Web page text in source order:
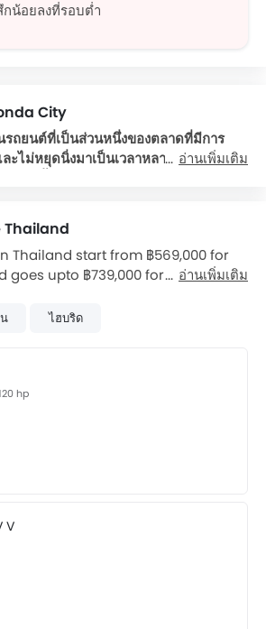
กน้อยลงที่รอบต่ำ
City
รถยนต์ที่เป็นส่วนหนึ่งของตลาดที่มีการ
ละไม่หยุดนิ่งมาเป็นเวลาหลายปีแล้ว มันได้
จังหน้าแบบหนาที่เป็นเอกลักษณ์เฉพาะตัว
ละไฟท้ายแบบผสมผสานสองชิ้นอันโดด
4 รุ่น โดยมีราคาเริ่มต้นตั้งแต่ 579,500
บาท ทุกรุ่นใช้เครื่องยนต์ 1.5 ลิตรแบบ
แบบ - เกียร์ธรรมดา 5 สปีด (เฉพาะรุ่นพื้น
฿569,000 and ฿739,000.
available of City: e:HEV SV, Black
1.5 S i-VTEC, 1.5 S i-VTEC MT, 1.5 SV i-
V, วี, เอสวี, วี พลัส ซีวีที and อาร์เอส.
4-cylinder เบนซิน engine produces
127 Nm of torque.
of a CVT transmission
อ่านเพิ่มเติม
Thailand
Thailand start from ฿569,000 for
goes upto ฿739,000 for top-spec
version starts from ฿569,000.
อ่านเพิ่มเติม
ไฮบริด
hp
V